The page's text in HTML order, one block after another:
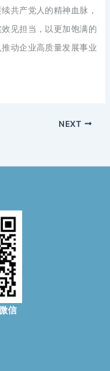
共产党人的精神血脉，
见担当，以更加饱满的
动企业高质量发展事业
NEXT
信